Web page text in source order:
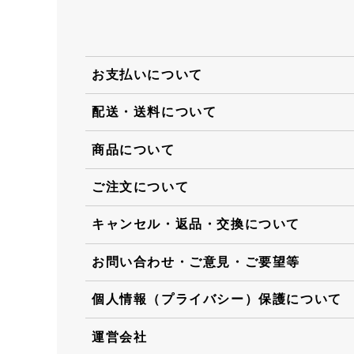
お支払いについて
配送・送料について
商品について
ご注文について
キャンセル・返品・交換について
お問い合わせ・ご意見・ご要望等
個人情報（プライバシー）保護について
運営会社